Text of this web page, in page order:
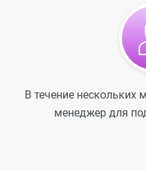
В течение нескольких
менеджер для